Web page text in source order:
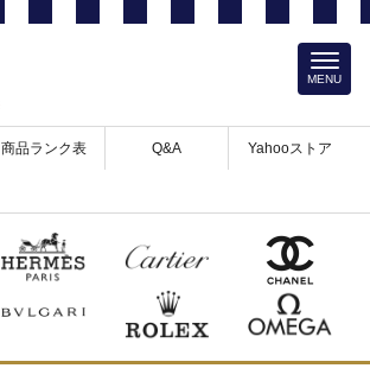
商品ランク表 Q&A Yahooストア
MENU